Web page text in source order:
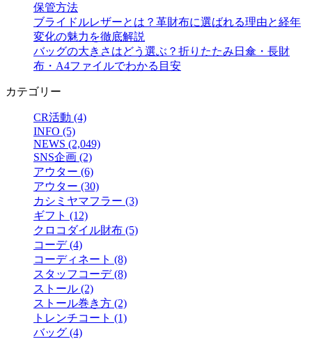
保管方法
ブライドルレザーとは？革財布に選ばれる理由と経年
変化の魅力を徹底解説
バッグの大きさはどう選ぶ？折りたたみ日傘・長財
布・A4ファイルでわかる目安
カテゴリー
CR活動 (4)
INFO (5)
NEWS (2,049)
SNS企画 (2)
アウター (6)
アウター (30)
カシミヤマフラー (3)
ギフト (12)
クロコダイル財布 (5)
コーデ (4)
コーディネート (8)
スタッフコーデ (8)
ストール (2)
ストール巻き方 (2)
トレンチコート (1)
バッグ (4)